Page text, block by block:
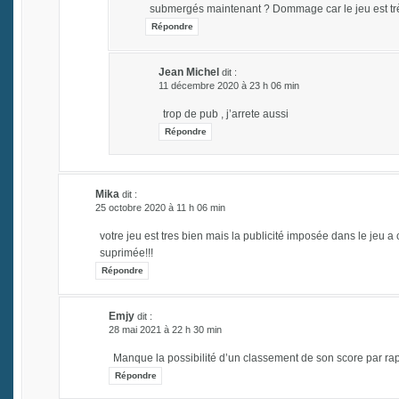
submergés maintenant ? Dommage car le jeu est
Répondre
Jean Michel dit :
11 décembre 2020 à 23 h 06 min
trop de pub , j’arrete aussi
Répondre
Mika dit :
25 octobre 2020 à 11 h 06 min
votre jeu est tres bien mais la publicité imposée dans le jeu
suprimée!!!
Répondre
Emjy dit :
28 mai 2021 à 22 h 30 min
Manque la possibilité d’un classement de son score par
Répondre